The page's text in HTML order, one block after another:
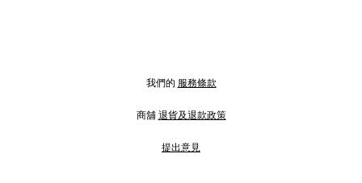
我們的 服務條款
商舖 退貨及退款政策
提出意見